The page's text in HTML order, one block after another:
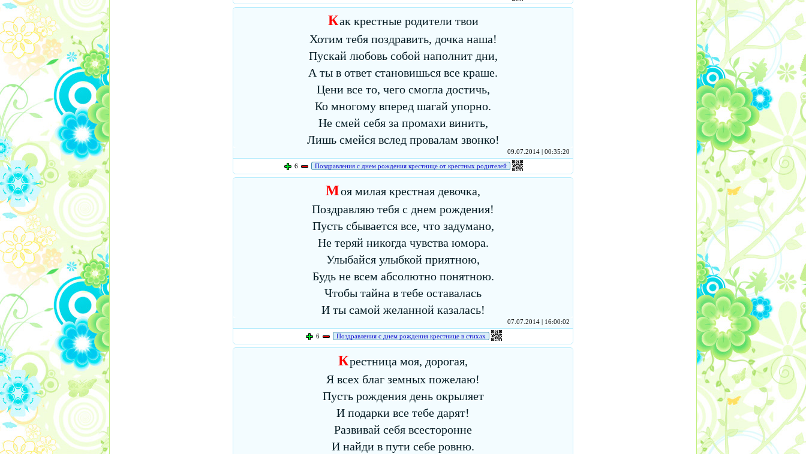
Как крестные родители твои
Хотим тебя поздравить, дочка наша!
Пускай любовь собой наполнит дни,
А ты в ответ становишься все краше.
Цени все то, чего смогла достичь,
Ко многому вперед шагай упорно.
Не смей себя за промахи винить,
Лишь смейся вслед провалам звонко!
09.07.2014 | 00:35:20
6
Поздравления с днем рождения крестнице от крестных родителей
Моя милая крестная девочка,
Поздравляю тебя с днем рождения!
Пусть сбывается все, что задумано,
Не теряй никогда чувства юмора.
Улыбайся улыбкой приятною,
Будь не всем абсолютно понятною.
Чтобы тайна в тебе оставалась
И ты самой желанной казалась!
07.07.2014 | 16:00:02
6
Поздравления с днем рождения крестнице в стихах
Крестница моя, дорогая,
Я всех благ земных пожелаю!
Пусть рождения день окрыляет
И подарки все тебе дарят!
Развивай себя всесторонне
И найди в пути себе ровню.